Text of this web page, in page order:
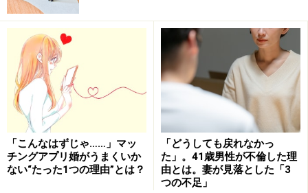
直接自分自身を非難されるより不快に思う人が多いので
す。
■鉄板地雷その２「容姿や性格」
自分でも気にしていたり、弱点だと思っているところを
「デブ」「ハゲ」など、強い言葉でえぐられることは、
相手の心に大きなダメージを与えます。
あるいは逆に自分に自信があったり、優れていると思っ
ていた点を「若作りしてるのがイタイんだよ」などと否
定されることでプライドが傷つき、二人の関係性にあと
「こんなはずじゃ……」マッ
チングアプリ婚がうまくいか
ない“たった1つの理由”とは？
「どうしても戻れなかっ
た」。41歳男性が不倫した理
由とは。妻が見落とした「3
つの不足」